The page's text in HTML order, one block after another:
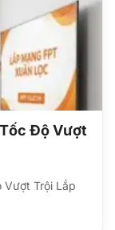
Độ Vượt
Vượt Trội Lắp